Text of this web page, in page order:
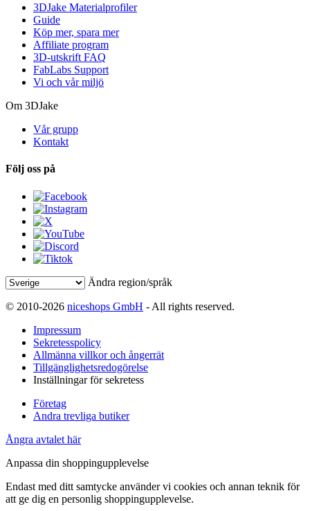
3DJake Materialprofiler
Guide
Köp mer, spara mer
Affiliate program
3D-utskrift FAQ
FabLabs Support
Vi och vår miljö
Om 3DJake
Vår grupp
Kontakt
Följ oss på
Ändra region/språk
© 2010-2026 niceshops GmbH - All rights reserved.
Impressum
Sekretesspolicy
Allmänna villkor och ångerrät
Tillgänglighetsredogörelse
Inställningar för sekretess
Företag
Andra trevliga butiker
Ångra avtalet här
Anpassa din shoppingupplevelse
Endast med ditt samtycke använder vi cookies och annan teknik för
att ge dig en personlig shoppingupplevelse.